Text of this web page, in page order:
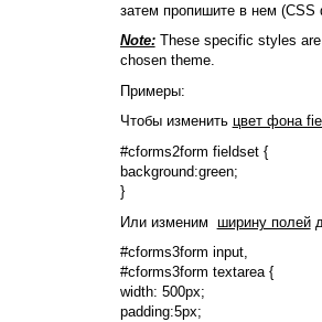
затем пропишите в нем
Note: These specific styles
chosen theme.
Примеры:
Чтобы изменить цвет фона
#cforms2form fieldset {
background:green;
}
Или изменим ширину полей
#cforms3form input,
#cforms3form textarea {
width: 500px;
padding:5px;